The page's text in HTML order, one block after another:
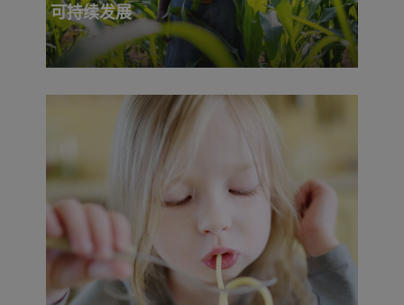
可持续发展